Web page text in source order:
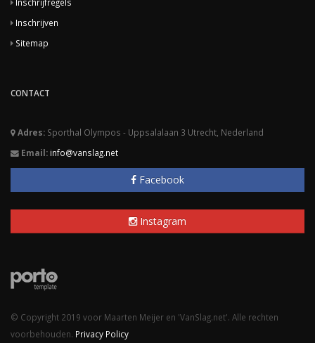
Inschrijven
Sitemap
CONTACT
Adres: Sporthal Olympos - Uppsalalaan 3 Utrecht, Nederland
Email: info@vanslag.net
Facebook
Instagram
© Copyright 2019 voor Maarten Meijer en 'VanSlag.net'. Alle rechten
voorbehouden. Privacy Policy